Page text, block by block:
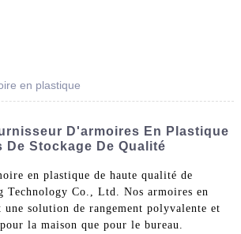
en plastique
D'armoires En Plastique
De Stockage De Qualité
en plastique de haute qualité de
Technology Co., Ltd. Nos armoires en
une solution de rangement polyvalente et
la maison que pour le bureau.